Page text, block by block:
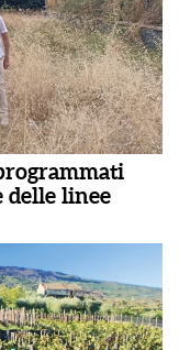
delle linee